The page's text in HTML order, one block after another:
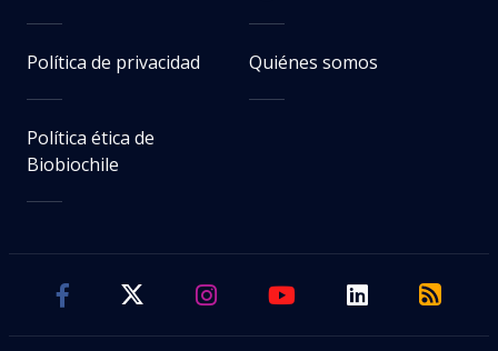
Política de privacidad Quiénes somos
Política ética de
Biobiochile